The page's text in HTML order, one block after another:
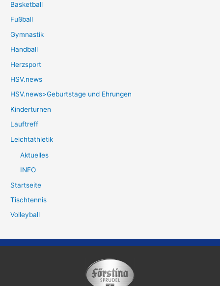
Basketball
Fußball
Gymnastik
Handball
Herzsport
HSV.news
HSV.news>Geburtstage und Ehrungen
Kinderturnen
Lauftreff
Leichtathletik
Aktuelles
INFO
Startseite
Tischtennis
Volleyball